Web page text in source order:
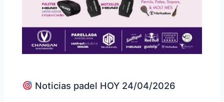
Noticias padel HOY 24/04/2026